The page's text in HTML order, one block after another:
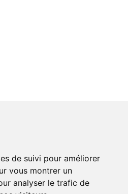
vous montrer un
analyser le trafic de